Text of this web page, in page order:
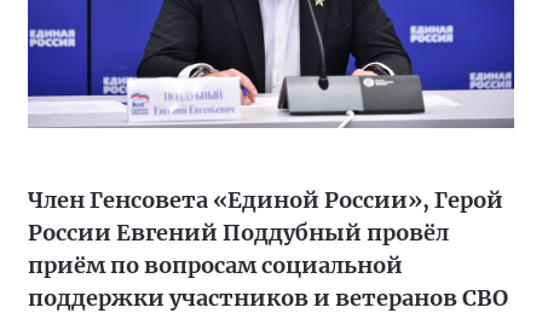
Член Генсовета «Единой России», Герой
России Евгений Поддубный провёл
приём по вопросам социальной
поддержки участников и ветеранов СВО